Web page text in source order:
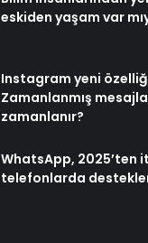
eskiden yaşam var
Instagram yeni
Zamanlanmış
zamanlanır?
WhatsApp, 2025’ten
telefonlarda